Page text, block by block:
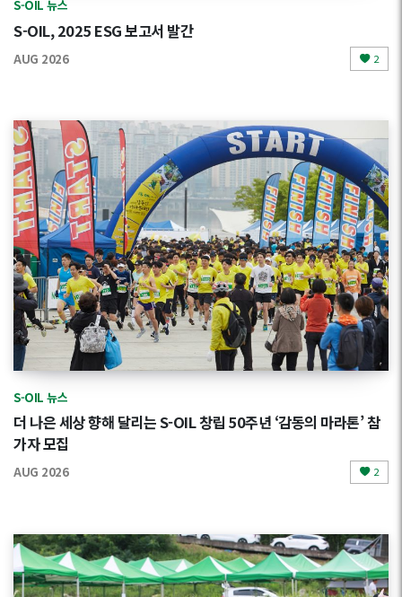
S-OIL 뉴스
S-OIL, 2025 ESG 보고서 발간
AUG 2026 2
S-OIL 뉴스
더 나은 세상 향해 달리는 S-OIL 창립 50주년 ‘감동의 마라톤’ 참
가자 모집
AUG 2026 2